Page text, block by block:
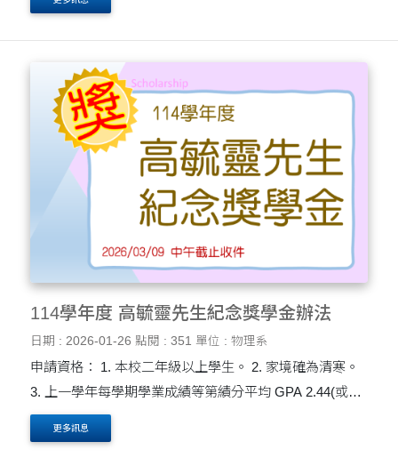
錄。 4、當學年未接受任何其他清寒相關....
114學年度 高毓靈先生紀念獎學金辦法
日期 : 2026-01-26 點閱 : 351 單位 : 物理系
申請資格： 1. 本校二年級以上學生。 2. 家境確為清寒。
3. 上一學年每學期學業成績等第績分平均 GPA 2.44(或百
分制 70 分)以上，操行成績等第 A(或百分制 85分)以上。
更多訊息